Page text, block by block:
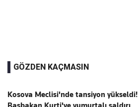
GÖZDEN KAÇMASIN
Kosova Meclisi'nde tansiyon yükseldi!